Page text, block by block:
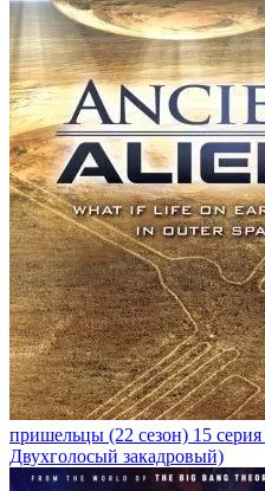
пришельцы (22 сезон) 15 серия
Двухголосый закадровый)